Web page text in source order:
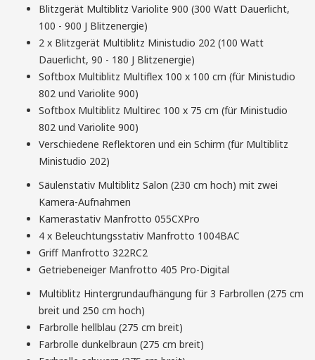
Fachwerkhaus
Fotografie von Jörg Schreiber © 2011
Weiterlesen...
Feingewichte
Fotografie von Jörg Schreiber © 2009
Blitzgerät Multiblitz Variolite 900 (300 Watt Dauerlicht,
100 - 900 J Blitzenergie)
2 x Blitzgerät Multiblitz Ministudio 202 (100 Watt
Dauerlicht, 90 - 180 J Blitzenergie)
Softbox Multiblitz Multiflex 100 x 100 cm (für Ministudio
802 und Variolite 900)
Softbox Multiblitz Multirec 100 x 75 cm (für Ministudio
802 und Variolite 900)
Verschiedene Reflektoren und ein Schirm (für Multiblitz
Ministudio 202)
Säulenstativ Multiblitz Salon (230 cm hoch) mit zwei
Kamera-Aufnahmen
Kamerastativ Manfrotto 055CXPro
4 x Beleuchtungsstativ Manfrotto 1004BAC
Griff Manfrotto 322RC2
Getriebeneiger Manfrotto 405 Pro-Digital
Multiblitz Hintergrundaufhängung für 3 Farbrollen (275 cm
breit und 250 cm hoch)
Farbrolle hellblau (275 cm breit)
Farbrolle dunkelbraun (275 cm breit)